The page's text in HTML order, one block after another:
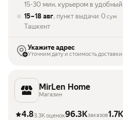
15-30 мин. курьером в
15 – 18 авг, пункт выдачи 0 сум
Ташкент
Укажите адрес
Уточним дату и стоимость доставки
MirLen Home
Магазин
4.83.3K оценок96.3Kзаказов1.7K